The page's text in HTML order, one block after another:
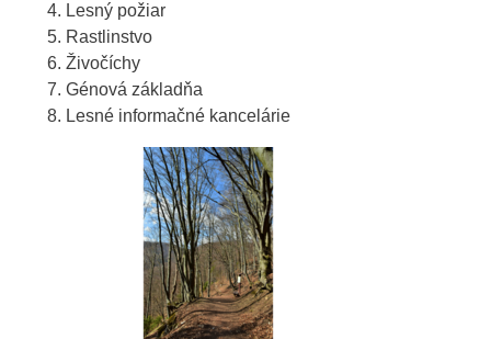
Lesný požiar
Rastlinstvo
Živočíchy
Génová základňa
Lesné informačné kancelárie